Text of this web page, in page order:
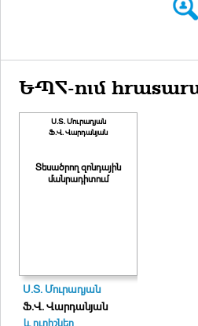
ԵՊՀ-ում
Ս.Տ. Մուրադյան
Ֆ.Վ. Վարդանյան
Տեսածրող զոնդային
մանրադիտում
Ս.Տ. Մուրադյան
Ֆ.Վ. Վարդանյան
և ուրիշներ